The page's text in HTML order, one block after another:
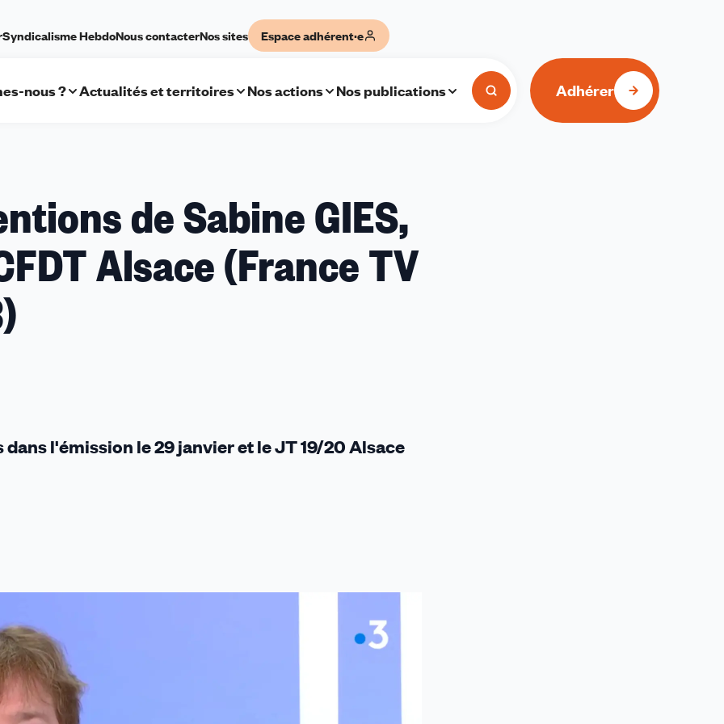
Syndicalisme HebdoNous contacterNos sites Espace adhérent·e
nous ? Actualités et territoires Nos actions Nos publications Adhérer
de Sabine GIES,
Alsace (France TV
l'émission le 29 janvier et le JT 19/20 Alsace